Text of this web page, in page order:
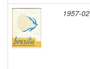
1957-02